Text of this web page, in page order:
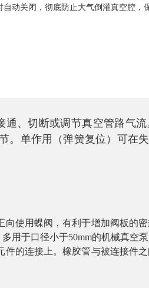
动关闭，彻底防止大气倒灌真空腔，
通、切断或调节真空管路气
。单作用（弹簧复位）可在
使用蝶阀，有利于增加阀板的
用于口径小于50mm的机械真空
的连接上。橡胶管与被连接件